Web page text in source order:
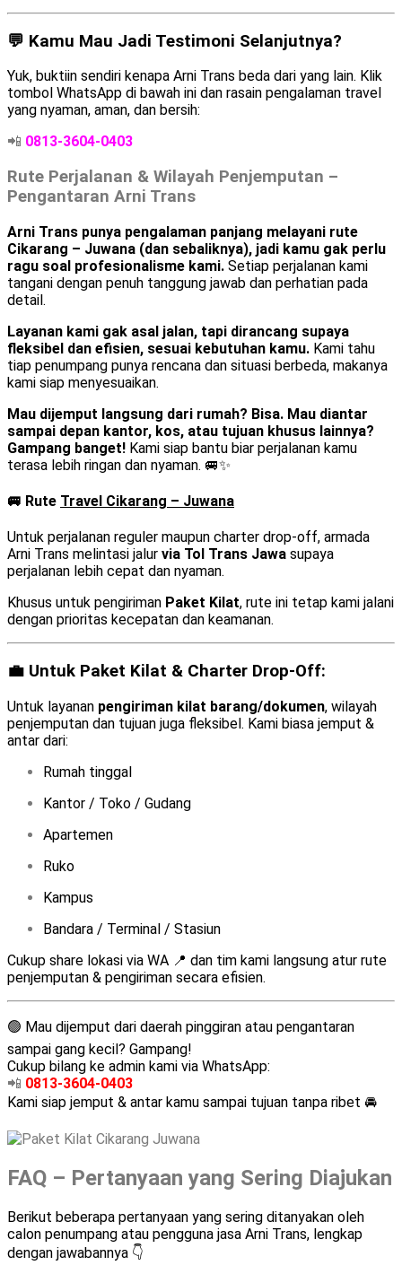
💬 Kamu Mau Jadi Testimoni Selanjutnya?
Yuk, buktiin sendiri kenapa Arni Trans beda dari yang lain. Klik
tombol WhatsApp di bawah ini dan rasain pengalaman travel
yang nyaman, aman, dan bersih:
📲 0813-3604-0403
Rute Perjalanan & Wilayah Penjemputan –
Pengantaran Arni Trans
Arni Trans punya pengalaman panjang melayani rute
Cikarang – Juwana (dan sebaliknya), jadi kamu gak perlu
ragu soal profesionalisme kami. Setiap perjalanan kami
tangani dengan penuh tanggung jawab dan perhatian pada
detail.
Layanan kami gak asal jalan, tapi dirancang supaya
fleksibel dan efisien, sesuai kebutuhan kamu. Kami tahu
tiap penumpang punya rencana dan situasi berbeda, makanya
kami siap menyesuaikan.
Mau dijemput langsung dari rumah? Bisa. Mau diantar
sampai depan kantor, kos, atau tujuan khusus lainnya?
Gampang banget! Kami siap bantu biar perjalanan kamu
terasa lebih ringan dan nyaman. 🚐✨
🚐 Rute Travel Cikarang – Juwana
Untuk perjalanan reguler maupun charter drop-off, armada
Arni Trans melintasi jalur via Tol Trans Jawa supaya
perjalanan lebih cepat dan nyaman.
Khusus untuk pengiriman Paket Kilat, rute ini tetap kami jalani
dengan prioritas kecepatan dan keamanan.
💼 Untuk Paket Kilat & Charter Drop-Off:
Untuk layanan pengiriman kilat barang/dokumen, wilayah
penjemputan dan tujuan juga fleksibel. Kami biasa jemput &
antar dari:
Rumah tinggal
Kantor / Toko / Gudang
Apartemen
Ruko
Kampus
Bandara / Terminal / Stasiun
Cukup share lokasi via WA 📍 dan tim kami langsung atur rute
penjemputan & pengiriman secara efisien.
🟢 Mau dijemput dari daerah pinggiran atau pengantaran
sampai gang kecil? Gampang!
Cukup bilang ke admin kami via WhatsApp:
📲 0813-3604-0403
Kami siap jemput & antar kamu sampai tujuan tanpa ribet 🚘
FAQ – Pertanyaan yang Sering Diajukan
Berikut beberapa pertanyaan yang sering ditanyakan oleh
calon penumpang atau pengguna jasa Arni Trans, lengkap
dengan jawabannya 👇